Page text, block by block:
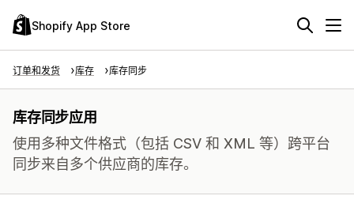
Shopify App Store
订单和发货 库存 库存同步
库存同步应用
使用多种文件格式（包括 CSV 和 XML 等）跨平台
同步来自多个供应商的库存。